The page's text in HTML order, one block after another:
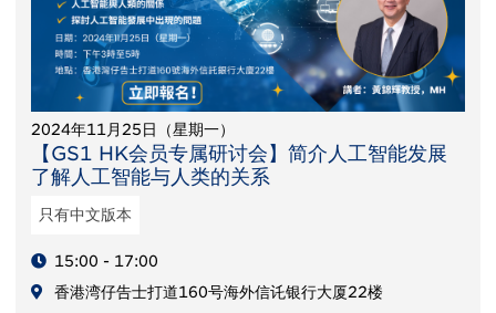
2024年11月25日（星期一）
【GS1 HK会员专属研讨会】简介人工智能发展
了解人工智能与人类的关系
只有中文版本
15:00 - 17:00
香港湾仔告士打道160号海外信讬银行大厦22楼